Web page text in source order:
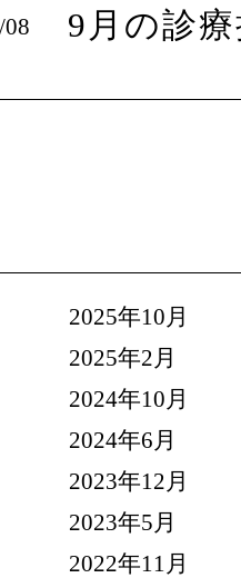
08 9月の診
2025年10月
2025年2月
2024年10月
2024年6月
2023年12月
2023年5月
2022年11月